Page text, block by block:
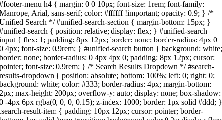
#footer-menu h4 { margin: 0 0 10px; font-size: 1rem; font-family:
Manrope, Arial, sans-serif; color: #ffffff !important; opacity: 0.9; } /*
Unified Search */ #unified-search-section { margin-bottom: 15px; }
#unified-search { position: relative; display: flex; } #unified-search
input { flex: 1; padding: 8px 12px; border: none; border-radius: 4px 0
0 4px; font-size: 0.9rem; } #unified-search button { background: white;
border: none; border-radius: 0 4px 4px 0; padding: 8px 12px; cursor:
pointer; font-size: 0.9rem; } /* Search Results Dropdown */ #search-
results-dropdown { position: absolute; bottom: 100%; left: 0; right: 0;
background: white; color: #333; border-radius: 4px; margin-bottom:
2px; max-height: 200px; overflow-y: auto; display: none; box-shadow:
0 -4px 6px rgba(0, 0, 0, 0.15); z-index: 1000; border: 1px solid #ddd; }
.search-result-item { padding: 10px 12px; cursor: pointer; border-